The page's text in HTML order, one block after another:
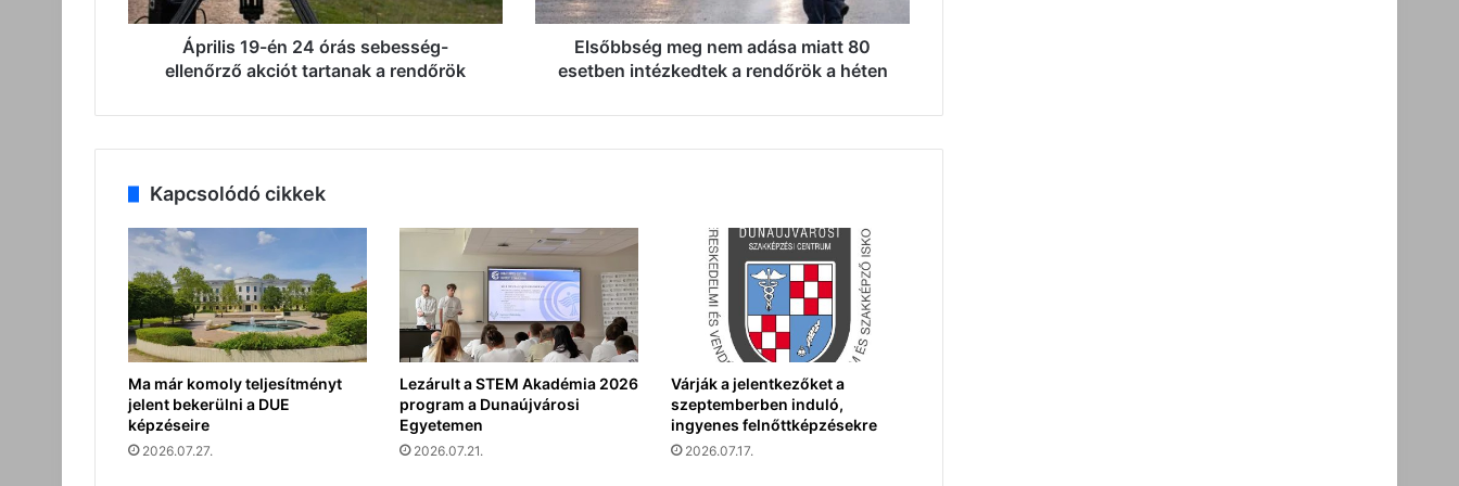
tartanak
rendőrök
Április 19-én 24 órás sebesség-
ellenőrző akciót tartanak a rendőrök
a
rendőrökElsőbbség meg nem adása miatt 80
esetben intézkedtek a rendőrök a héten
Kapcsolódó cikkek
Ma már komoly teljesítményt
jelent bekerülni a DUE
képzéseire
2026.07.27.
Lezárult a STEM Akadémia 2026
program a Dunaújvárosi
Egyetemen
2026.07.21.
Várják a jelentkezőket a
szeptemberben induló,
ingyenes felnőttképzésekre
2026.07.17.